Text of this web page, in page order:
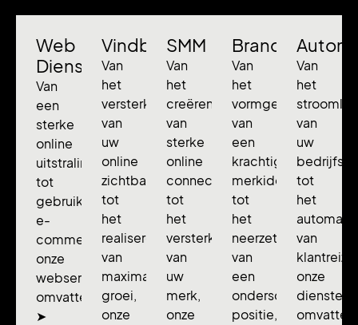
Web
Diensten
Van
een
sterke
online
uitstraling
tot
gebruiksvriendelijke
e-
commerce:
onze
webservices
omvatten
➤
Vindbaarheid
Van
het
versterken
van
uw
online
zichtbaarheid
tot
het
realiseren
van
maximale
groei,
onze
SMM
Van
het
creëren
van
sterke
online
connecties
tot
het
versterken
van
uw
merk,
onze
Branding
Van
het
vormgeven
van
een
krachtige
merkidentiteit
tot
het
neerzetten
van
een
onderscheidende
positie,
Van
het
van
uw
tot
het
van
onze
diensten
omvatten